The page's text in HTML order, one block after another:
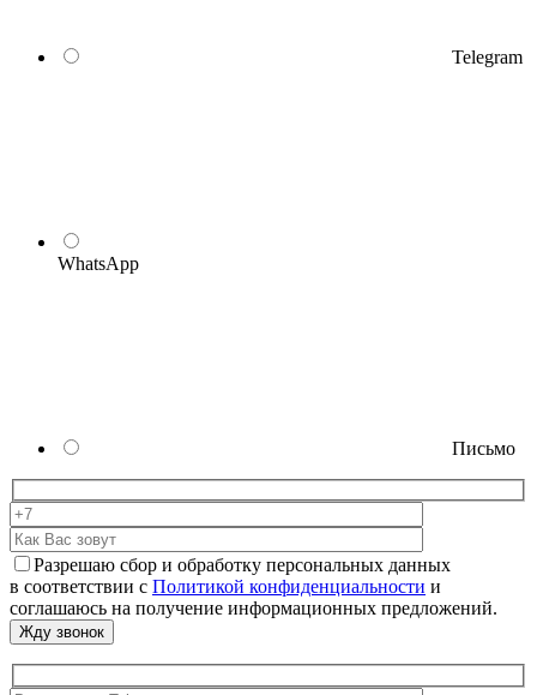
Telegram
WhatsApp
Письмо
Разрешаю сбор и обработку персональных данных
в соответствии с Политикой конфиденциальности и
соглашаюсь на получение информационных предложений.